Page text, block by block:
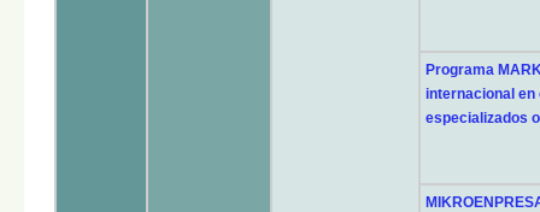
Programa
internacional en
especializados